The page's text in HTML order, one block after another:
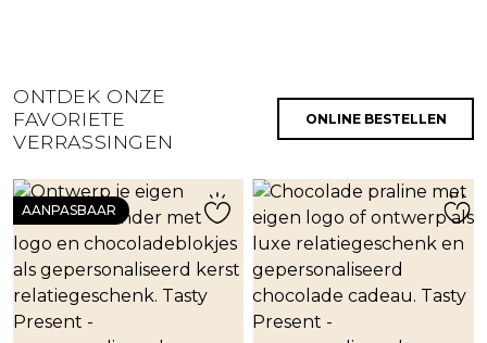
ONTDEK ONZE
FAVORIETE
VERRASSINGEN
ONLINE BESTELLEN
AANPASBAAR